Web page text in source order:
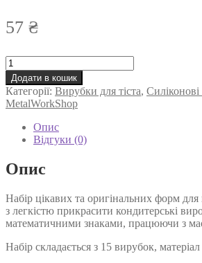
57 ₴
Кондитерська
вирубка
Цифри
і
знаки
пластик
кількість
Додати в кошик
Категорії: Вирубки для тіста, Силіконові
MetalWorkShop
Опис
Відгуки (0)
Опис
Набір цікавих та оригінальних форм
з легкістю прикрасити кондитерські
математичними знаками, працюючи з
Набір складається з 15 вирубок,